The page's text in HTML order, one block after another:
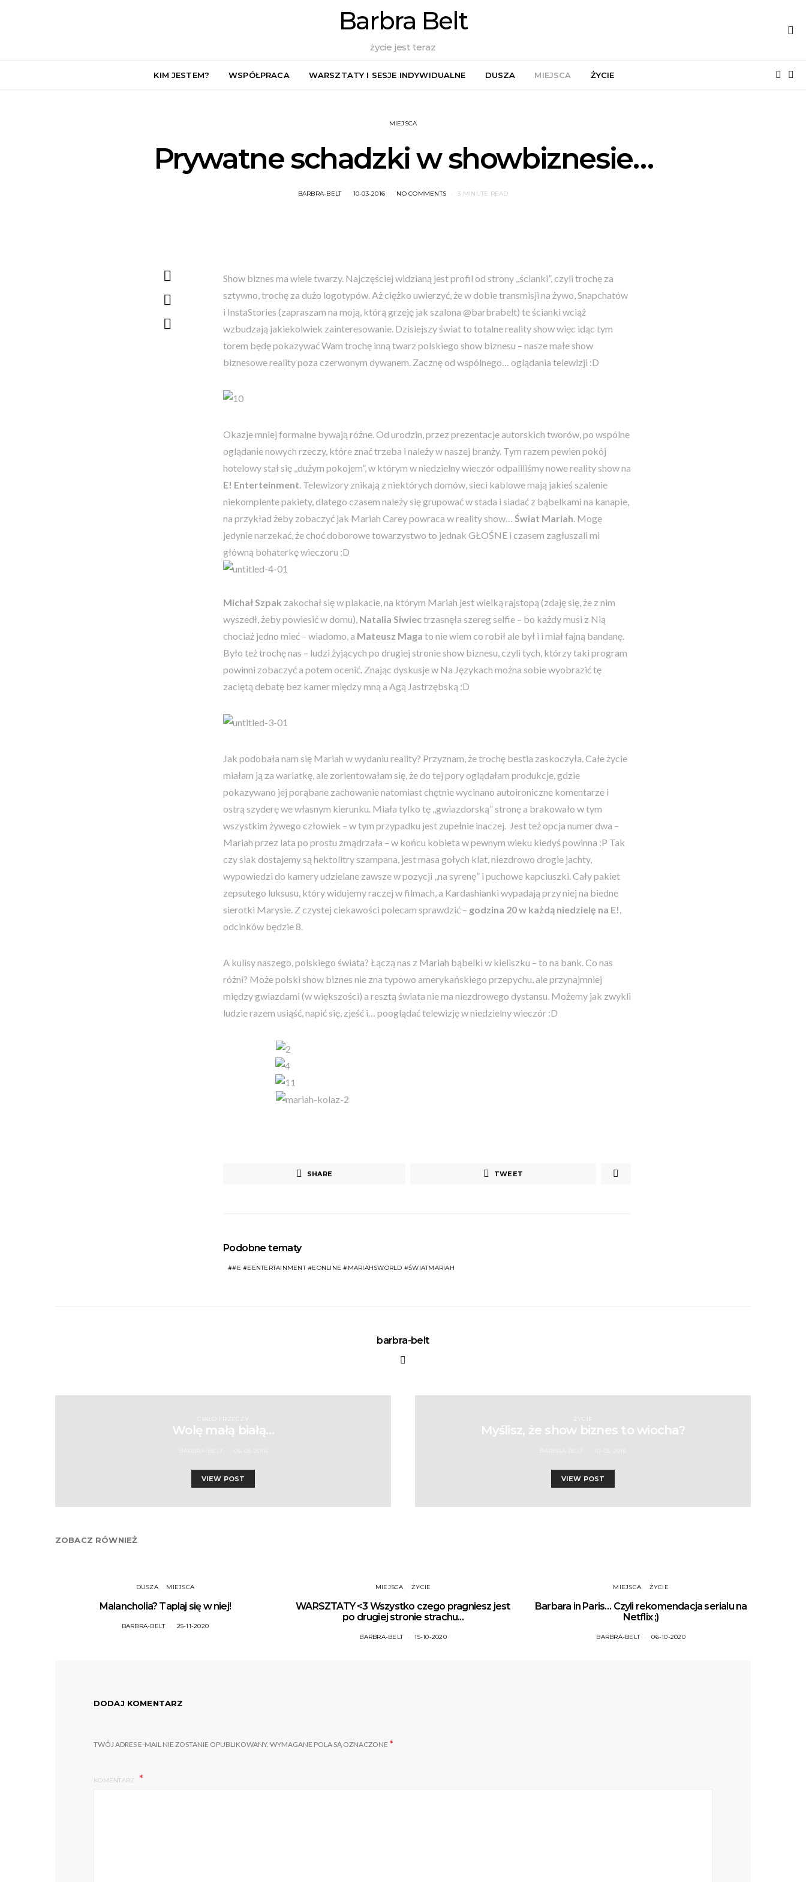
Barbra Belt
życie jest teraz
KIM JESTEM? WSPÓŁPRACA WARSZTATY I SESJE INDYWIDUALNE DUSZA MIEJSCA ŻYCIE
MIEJSCA
Prywatne schadzki w showbiznesie…
BARBRA-BELT 10-03-2016 NO COMMENTS 3 MINUTE READ
Show biznes ma wiele twarzy. Najczęściej widzianą jest profil od strony ,,ścianki”, czyli trochę za
sztywno, trochę za dużo logotypów. Aż ciężko uwierzyć, że w dobie transmisji na żywo, Snapchatów
i InstaStories (zapraszam na moją, którą grzeję jak szalona @barbrabelt) te ścianki wciąż
wzbudzają jakiekolwiek zainteresowanie. Dzisiejszy świat to totalne reality show więc idąc tym
torem będę pokazywać Wam trochę inną twarz polskiego show biznesu – nasze małe show
biznesowe reality poza czerwonym dywanem. Zacznę od wspólnego… oglądania telewizji :D
Okazje mniej formalne bywają różne. Od urodzin, przez prezentacje autorskich tworów, po wspólne
oglądanie nowych rzeczy, które znać trzeba i należy w naszej branży. Tym razem pewien pokój
hotelowy stał się ,,dużym pokojem”, w którym w niedzielny wieczór odpaliliśmy nowe reality show na
E! Enterteinment. Telewizory znikają z niektórych domów, sieci kablowe mają jakieś szalenie
niekomplente pakiety, dlatego czasem należy się grupować w stada i siadać z bąbelkami na kanapie,
na przykład żeby zobaczyć jak Mariah Carey powraca w reality show… Świat Mariah. Mogę
jedynie narzekać, że choć doborowe towarzystwo to jednak GŁOŚNE i czasem zagłuszali mi
główną bohaterkę wieczoru :D
Michał Szpak zakochał się w plakacie, na którym Mariah jest wielką rajstopą (zdaję się, że z nim
wyszedł, żeby powiesić w domu), Natalia Siwiectrzasnęła szereg selfie – bo każdy musi z Nią
chociaż jedno mieć – wiadomo, a Mateusz Maga to nie wiem co robił ale był i i miał fajną bandanę.
Było też trochę nas – ludzi żyjących po drugiej stronie show biznesu, czyli tych, którzy taki program
powinni zobaczyć a potem ocenić. Znając dyskusje w Na Językach można sobie wyobrazić tę
zaciętą debatę bez kamer między mną a Agą Jastrzębską :D
Jak podobała nam się Mariah w wydaniu reality? Przyznam, że trochę bestia zaskoczyła. Całe życie
miałam ją za wariatkę, ale zorientowałam się, że do tej pory oglądałam produkcje, gdzie
pokazywano jej porąbane zachowanie natomiast chętnie wycinano autoironiczne komentarze i
ostrą szyderę we własnym kierunku. Miała tylko tę ,,gwiazdorską” stronę a brakowało w tym
wszystkim żywego człowiek – w tym przypadku jest zupełnie inaczej. Jest też opcja numer dwa –
Mariah przez lata po prostu zmądrzała – w końcu kobieta w pewnym wieku kiedyś powinna :P Tak
czy siak dostajemy są hektolitry szampana, jest masa gołych klat, niezdrowo drogie jachty,
wypowiedzi do kamery udzielane zawsze w pozycji ,,na syrenę” i puchowe kapciuszki. Cały pakiet
zepsutego luksusu, który widujemy raczej w filmach, a Kardashianki wypadają przy niej na biedne
sierotki Marysie. Z czystej ciekawości polecam sprawdzić – godzina 20 w każdą niedzielę na E!,
odcinków będzie 8.
A kulisy naszego, polskiego świata? Łączą nas z Mariah bąbelki w kieliszku – to na bank. Co nas
różni? Może polski show biznes nie zna typowo amerykańskiego przepychu, ale przynajmniej
między gwiazdami (w większości) a resztą świata nie ma niezdrowego dystansu. Możemy jak zwykli
ludzie razem usiąść, napić się, zjeść i… pooglądać telewizję w niedzielny wieczór :D
SHARE TWEET
Podobne tematy
#E #EENTERTAINMENT #EONLINE #MARIAHSWORLD #ŚWIATMARIAH
barbra-belt
CIAŁO I RZECZY
Wolę małą białą…
VIEW POST
ŻYCIE
Myślisz, że show biznes to wiocha?
VIEW POST
ZOBACZ RÓWNIEŻ
DUSZA MIEJSCA
Malancholia? Taplaj się w niej!
BARBRA-BELT 25-11-2020
MIEJSCA ŻYCIE
WARSZTATY <3 Wszystko czego pragniesz jest
po drugiej stronie strachu...
BARBRA-BELT 15-10-2020
MIEJSCA ŻYCIE
Barbara in Paris… Czyli rekomendacja serialu na
Netflix ;)
BARBRA-BELT 06-10-2020
DODAJ KOMENTARZ
TWÓJ ADRES E-MAIL NIE ZOSTANIE OPUBLIKOWANY. WYMAGANE POLA SĄ OZNACZONE *
KOMENTARZ